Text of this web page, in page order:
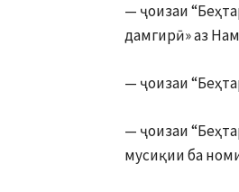
— ҷоизаи
дамгирӣ» аз
— ҷоизаи
— ҷоизаи
мусиқии ба